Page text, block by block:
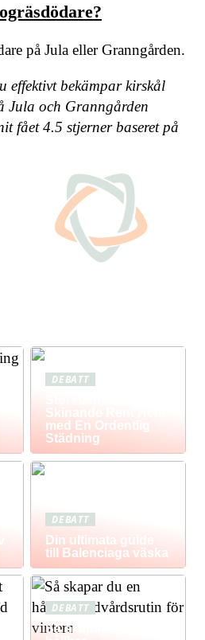
på Jula eller Granngården.
effektivt bekämpar kirskål
Jula och Granngården
fået4.5 stjerner baseret på
DEBATT
Skinande Rent Hem
med En Ordentlig
Städning
DEBATT
Din ultimata guide
till Balenciaga väska
DEBATT
Så skapar du en